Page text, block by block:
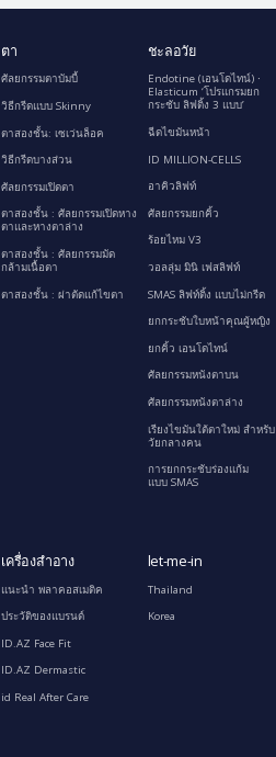
ตา
ศัลยกรรมตาบัมบี้
วิธีกรีดแบบ Skinny
ตาสองชั้น: เซเว่นล็อค
วิธีกรีดบางส่วน
ศัลยกรรมเปิดตา
ตาสองชั้น : ศัลยกรรมเปิดหาง
ตาและหางตาล่าง
ตาสองชั้น : ศัลยกรรมมัด
กล้ามเนื้อตา
ตาสองชั้น : ผ่าตัดแก้ไขตา
ชะลอวัย
Endotine (เอนโดไทน์) ∙
Elasticum ‘โปรแกรมยก
กระชับ ลิฟติ้ง 3 แบบ’
ฉีดไขมันหน้า
ID MILLION-CELLS
อาคิวลิฟท์
ศัลยกรรมยกคิ้ว
ร้อยไหม V3
วอลลุ่ม มินิ เฟสลิฟท์
SMAS ลิฟท์ติ้ง แบบไม่กรีด
ยกกระชับใบหน้าคุณผู้หญิง
ยกคิ้ว เอนโดไทน์
ศัลยกรรมหนังตาบน
ศัลยกรรมหนังตาล่าง
เรียงไขมันใต้ตาใหม่ สำหรับ
วัยกลางคน
การยกกระชับร่องแก้ม
แบบ SMAS
เครื่องสำอาง
แนะนำ พลาคอสเมติค
ประวัติของแบรนด์
ID.AZ Face Fit
ID.AZ Dermastic
id Real After Care
let-me-in
Thailand
Korea